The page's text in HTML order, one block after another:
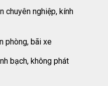
chuyên nghiệp, kính
phòng, bãi xe
bạch, không phát